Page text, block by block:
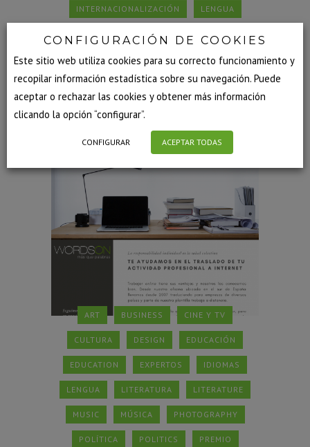
INTERNACIONALIZACIÓN LENGUA
LITERATURA TRADUCCIÓN
¡FELIZ DÍA INTERNACIONAL DE LA
TRADUCCIÓN!
30 septiembre, 2020
ART BUSINESS CINE Y TV
CULTURA DESIGN EDUCACIÓN
EDUCATION EXPERTOS IDIOMAS
LENGUA LITERATURA LITERATURE
MUSIC MÚSICA PHOTOGRAPHY
POLÍTICA POLITICS PREMIO
CONFIGURACIÓN DE COOKIES
Este sitio web utiliza cookies para su correcto funcionamiento y
recopilar información estadística sobre su navegación. Puede
aceptar o rechazar las cookies y obtener más información
clicando la opción “configurar”.
CONFIGURAR ACEPTAR TODAS